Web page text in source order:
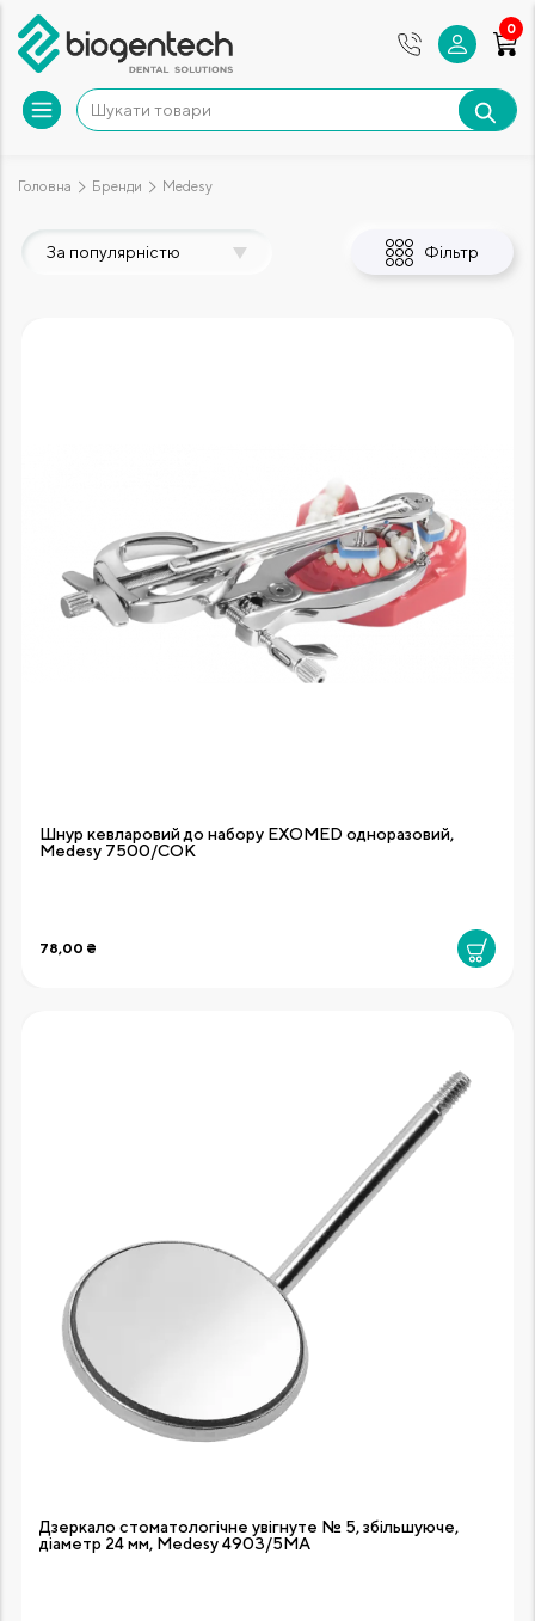
0
Головна Бренди Medesy
За популярністю Фільтр
Шнур кевларовий до набору EXOMED одноразовий,
Medesy 7500/COK
78,00 ₴
Дзеркало стоматологічне увігнуте № 5, збільшуюче,
діаметр 24 мм, Medesy 4903/5МА